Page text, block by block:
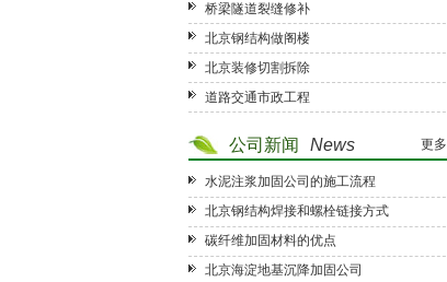
桥梁隧道裂缝修补
北京钢结构做阁楼
北京装修切割拆除
道路交通市政工程
公司新闻 News 更
水泥注浆加固公司的施工流程
北京钢结构焊接和螺栓链接方式
碳纤维加固材料的优点
北京海淀地基沉降加固公司